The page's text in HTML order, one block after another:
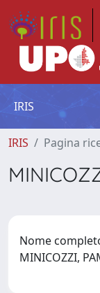
IRIS
IRIS Pagina
Nome
MINICOZZI,